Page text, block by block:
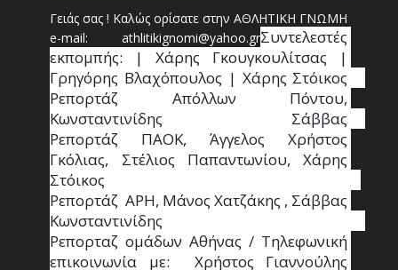
Γειάς σας ! Καλώς ορίσατε στην ΑΘΛΗΤΙΚΗ ΓΝΩΜΗ
e-mail: athlitikignomi@yahoo.grΣυντελεστές
εκπομπής: | Χάρης Γκουγκουλίτσας |
Γρηγόρης Βλαχόπουλος | Χάρης Στόικος
Ρεπορτάζ Απόλλων Πόντου,
Κωνσταντινίδης   Σάββας
Ρεπορτάζ ΠΑΟΚ, Άγγελος Χρήστος
Γκόλιας, Στέλιος Παπαντωνίου, Χάρης
Στόικος
Ρεπορτάζ  ΑΡΗ, Μάνος Χατζάκης , Σάββας
Κωνσταντινίδης
Ρεπορταζ ομάδων Αθήνας / Τηλεφωνική
επικοινωνία με:  Χρήστος Γιαννούλης